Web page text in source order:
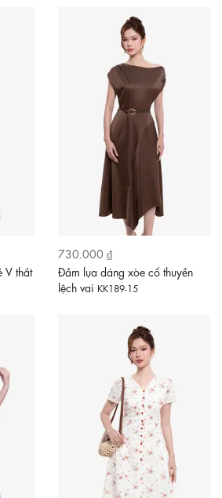
V thắt
730.000 ₫
Đầm lụa dáng xòe cổ thuyền
lệch vai KK189-15